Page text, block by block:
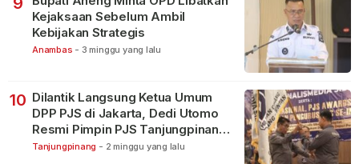
Kejaksaan Sebelum Ambil
Kebijakan Strategis
Anambas - 3 minggu yang lalu
10 Dilantik Langsung Ketua Umum
DPP PJS di Jakarta, Dedi Utomo
Resmi Pimpin PJS Tanjungpinang-
Bintan
Tanjungpinang - 2 minggu yang lalu